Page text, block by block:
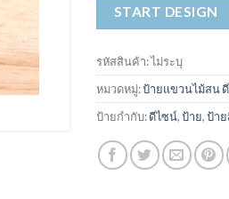
START DESIGN
รหัสสินค้า:ไม่ระบุ
หมวดหมู่:ป้ายแขวนไม้สน ดี
ป้ายกำกับ:ดีไซน์,ป้าย,ป้า